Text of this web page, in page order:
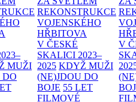
MUŽI
DO
REKONSTRUKCE
VOJENSKÉHO
HŘBITOVA
V ČESKÉ
SKALICI 2023–
2025 KDYŽ MUŽI
(NE)JDOU DO
BOJE 55 LET
FILMOVÉ
V